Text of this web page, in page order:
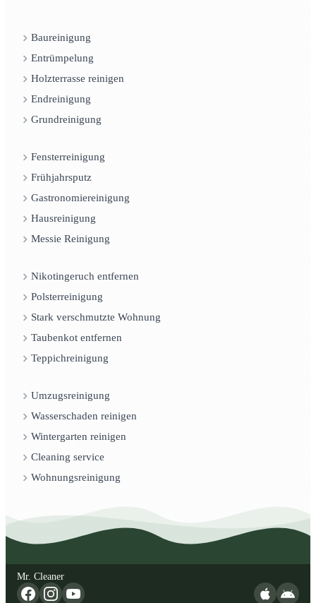
Baureinigung
Entrümpelung
Holzterrasse reinigen
Endreinigung
Grundreinigung
Fensterreinigung
Frühjahrsputz
Gastronomiereinigung
Hausreinigung
Messie Reinigung
Nikotingeruch entfernen
Polsterreinigung
Stark verschmutzte Wohnung
Taubenkot entfernen
Teppichreinigung
Umzugsreinigung
Wasserschaden reinigen
Wintergarten reinigen
Cleaning service
Wohnungsreinigung
Mr. Cleaner